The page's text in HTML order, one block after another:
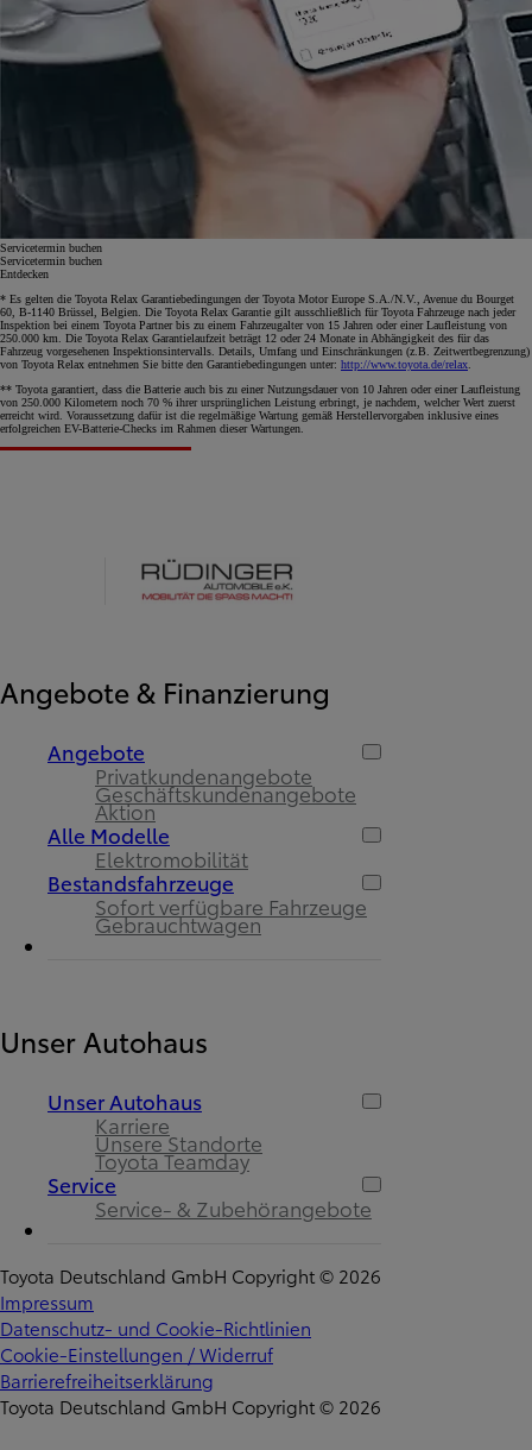
Servicetermin buchen
Servicetermin buchen
Entdecken
* Es gelten die Toyota Relax Garantiebedingungen der Toyota Motor Europe S.A./N.V., Avenue du Bourget
60, B-1140 Brüssel, Belgien. Die Toyota Relax Garantie gilt ausschließlich für Toyota Fahrzeuge nach jeder
Inspektion bei einem Toyota Partner bis zu einem Fahrzeugalter von 15 Jahren oder einer Laufleistung von
250.000 km. Die Toyota Relax Garantielaufzeit beträgt 12 oder 24 Monate in Abhängigkeit des für das
Fahrzeug vorgesehenen Inspektionsintervalls. Details, Umfang und Einschränkungen (z.B. Zeitwertbegrenzung)
von Toyota Relax entnehmen Sie bitte den Garantiebedingungen unter: http://www.toyota.de/relax
** Toyota garantiert, dass die Batterie auch bis zu einer Nutzungsdauer von 10 Jahren oder einer Laufleistung
von 250.000 Kilometern noch 70 % ihrer ursprünglichen Leistung erbringt, je nachdem, welcher Wert zuerst
erreicht wird. Voraussetzung dafür ist die regelmäßige Wartung gemäß Herstellervorgaben inklusive eines
erfolgreichen EV-Batterie-Checks im Rahmen dieser Wartungen.
Angebote & Finanzierung
Angebote
Privatkundenangebote
Geschäftskundenangebote
Aktion
Alle Modelle
Elektromobilität
Bestandsfahrzeuge
Sofort verfügbare Fahrzeuge
Gebrauchtwagen
Unser Autohaus
Unser Autohaus
Karriere
Unsere Standorte
Toyota Teamday
Service
Service- & Zubehörangebote
Toyota Deutschland GmbH Copyright © 2026
Impressum
Datenschutz- und Cookie-Richtlinien
Cookie-Einstellungen / Widerruf
Barrierefreiheitserklärung
Toyota Deutschland GmbH Copyright © 2026